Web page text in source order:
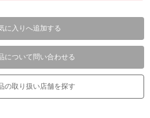
に入りへ追加する
について問い合わせる
の取り扱い店舗を探す